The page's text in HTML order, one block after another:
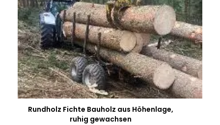
Rundholz Fichte Bauholz aus Höhenlage,
ruhig gewachsen